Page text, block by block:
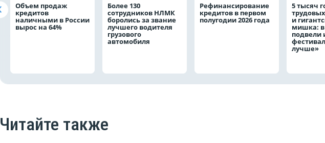
Объем продаж
кредитов
наличными в России
вырос на 64%
Более 130
сотрудников НЛМК
боролись за звание
лучшего водителя
грузового
автомобиля
Рефинансирование
кредитов в первом
полугодии 2026 года
5 тысяч
и
мишка: в
подвели
лучше»
Читайте также